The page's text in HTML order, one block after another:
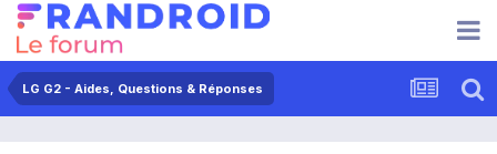
LG G2 - Aides, Questions & Réponses